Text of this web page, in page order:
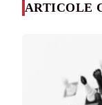
ARTICOLE